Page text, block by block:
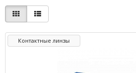
Контактные линзы